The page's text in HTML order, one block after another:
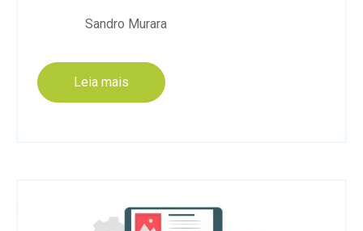
Sandro Murara
Leia mais